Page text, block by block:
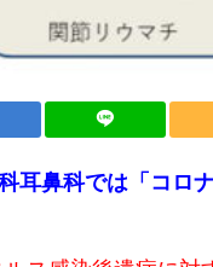
耳鼻科では「コロ